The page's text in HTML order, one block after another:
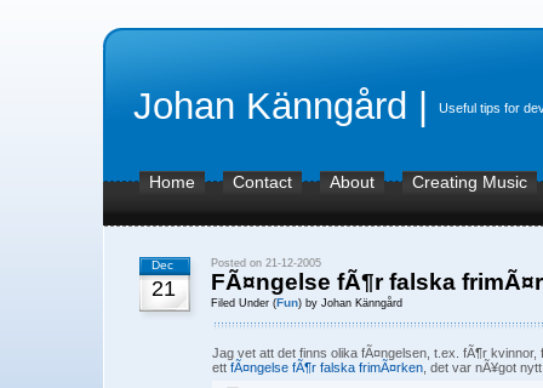
Johan Känngård | Useful tips for
Home Contact About Creating Music
Dec
21
Posted on 21-12-2005
FÃ¤ngelse fÃ¶r falska
Filed Under (Fun) by Johan Känngård
Jag vet att det finns olika fÃ¤ngelsen, t.ex. fÃ¶r
ett fÃ¤ngelse fÃ¶r falska frimÃ¤rken, det var nÃ¥got